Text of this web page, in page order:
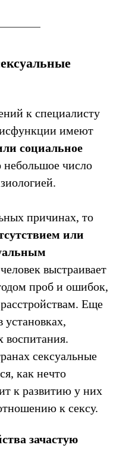
к специалисту
имеют
социальное
небольшое число
причинах, то
или
выстраивает
проб и ошибок,
Еще
установках,
воспитания.
сексуальные
как нечто
к развитию у них
к сексу.
зачастую